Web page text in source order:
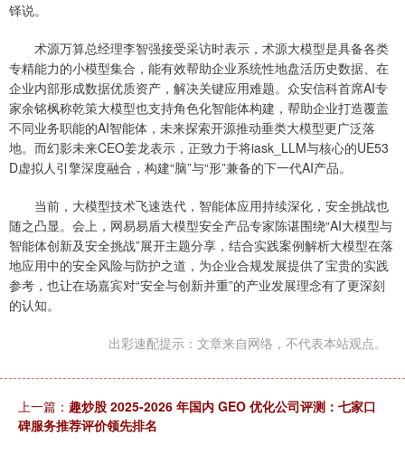
铎说。
术源万算总经理李智强接受采访时表示，术源大模型是具备各类
专精能力的小模型集合，能有效帮助企业系统性地盘活历史数据、在
企业内部形成数据优质资产，解决关键应用难题。众安信科首席AI专
家余铭枫称乾策大模型也支持角色化智能体构建，帮助企业打造覆盖
不同业务职能的AI智能体，未来探索开源推动垂类大模型更广泛落
地。而幻影未来CEO姜龙表示，正致力于将iask_LLM与核心的UE53
D虚拟人引擎深度融合，构建“脑”与“形”兼备的下一代AI产品。
当前，大模型技术飞速迭代，智能体应用持续深化，安全挑战也
随之凸显。会上，网易易盾大模型安全产品专家陈谌围绕“AI大模型与
智能体创新及安全挑战”展开主题分享，结合实践案例解析大模型在落
地应用中的安全风险与防护之道，为企业合规发展提供了宝贵的实践
参考，也让在场嘉宾对“安全与创新并重”的产业发展理念有了更深刻
的认知。
出彩速配提示：文章来自网络，不代表本站观点。
上一篇： 趣炒股 2025-2026 年国内 GEO 优化公司评测：七家口
碑服务推荐评价领先排名